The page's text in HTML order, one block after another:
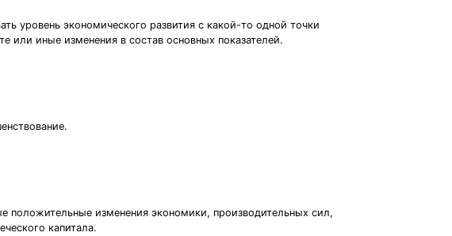
уровень экономического развития с какой-то одной точки
или иные изменения в состав основных показателей.
положительные изменения экономики, производительных сил,
капитала.